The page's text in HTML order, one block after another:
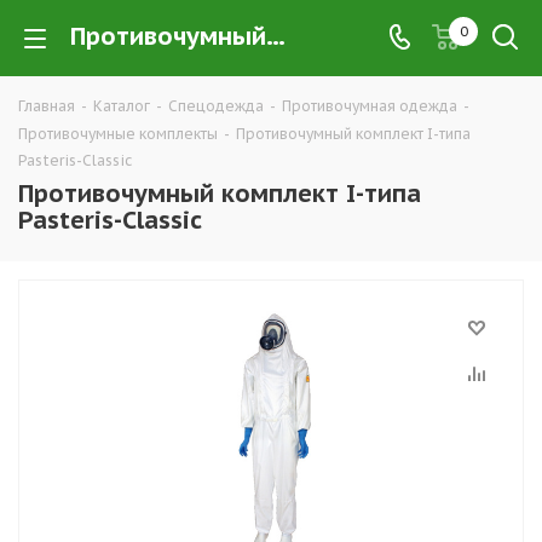
Противочумный комплект I-типа Pasteris-Classic купить в Екатеринбурге по низким ценам оптом — интернет-магазин противочумной спецодежды в розницу компании ТД УРАЛСИЗ 0
Главная - Каталог - Спецодежда - Противочумная одежда -
Противочумные комплекты - Противочумный комплект I-типа
Pasteris-Classic
Противочумный комплект I-типа
Pasteris-Classic